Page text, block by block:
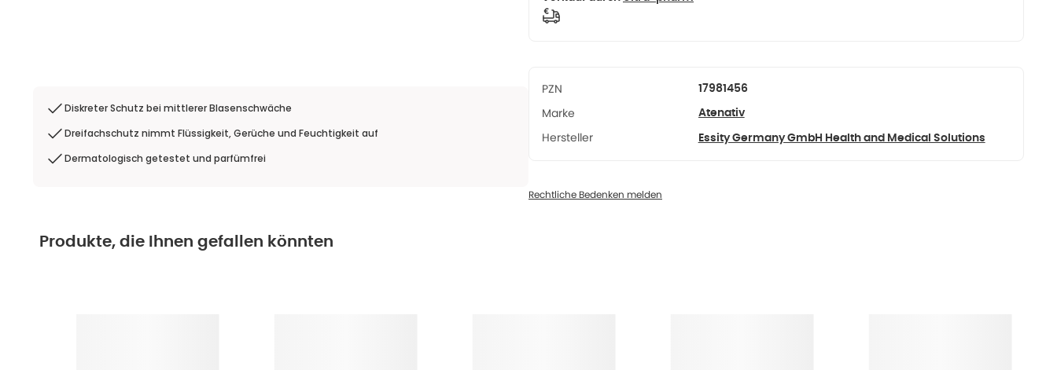
Diskreter Schutz bei mittlerer Blasenschwäche
Dreifachschutz nimmt Flüssigkeit, Gerüche und Feuchtigkeit auf
Dermatologisch getestet und parfümfrei
PZN 17981456
Marke Atenativ
Hersteller Essity Germany GmbH Health and Medical Solutions
Rechtliche Bedenken melden
Produkte, die Ihnen gefallen könnten